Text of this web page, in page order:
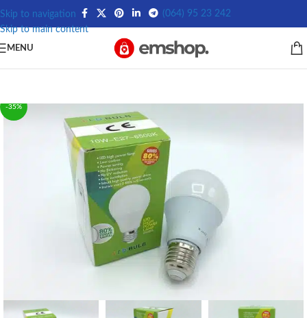
Skip to navigation
Skip to main content
(064) 95 23 242
MENU
-35%